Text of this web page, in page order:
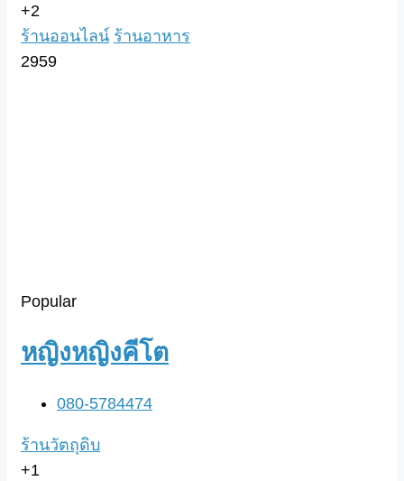
+2
ร้านออนไลน์ ร้านอาหาร
2959
Popular
หญิงหญิงคีโต
080-5784474
ร้านวัตถุดิบ
+1